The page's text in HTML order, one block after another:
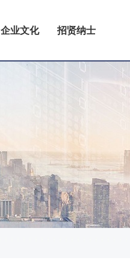
企业文化 招贤纳士